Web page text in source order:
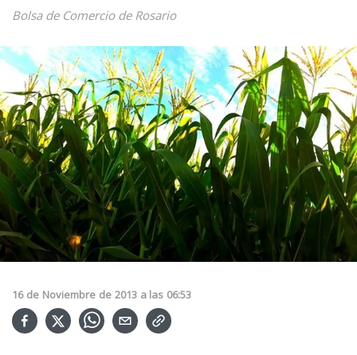
Bolsa de Comercio de Rosario
16 de Noviembre de 2013 a las 06:53